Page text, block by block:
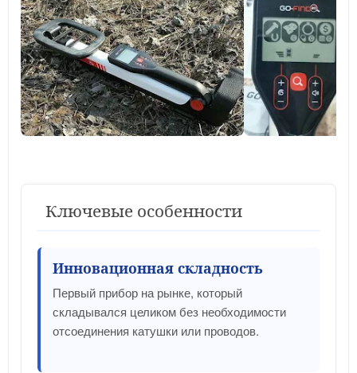
Ключевые особенности
Инновационная складность
Первый прибор на рынке, который
складывался целиком без необходимости
отсоединения катушки или проводов.